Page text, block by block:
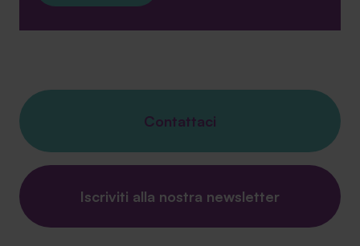
Contattaci
Iscriviti alla nostra newsletter